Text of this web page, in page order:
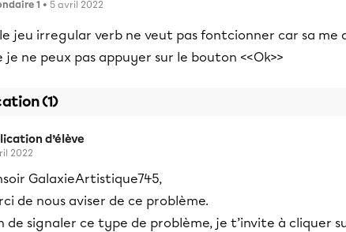
1 • 5 avril 2022
jeu irregular verb ne veut pas fontcionner car sa me
je ne peux pas appuyer sur le bouton <<Ok>>
(1)
d’élève
2022
GalaxieArtistique745,
de nous aviser de ce problème.
de signaler ce type de problème, je t’invite à cliquer